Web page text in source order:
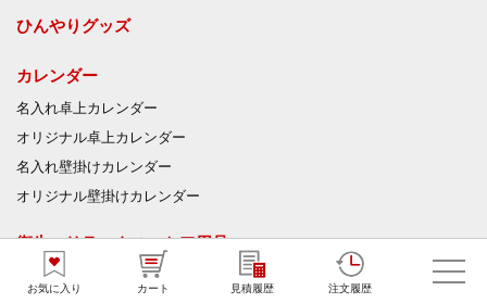
お気に入り カート 見積履歴 注文履歴
ひんやりグッズ
カレンダー
名入れ卓上カレンダー
オリジナル卓上カレンダー
名入れ壁掛けカレンダー
オリジナル壁掛けカレンダー
衛生・リラックス・ケア用品
ウェットティッシュ